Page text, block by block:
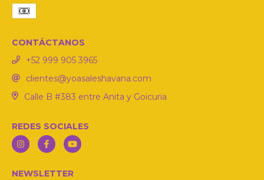
CONTÁCTANOS
‪+52 999 905 3965‬
clientes@yoasaleshavana.com
Calle B #383 entre Anita y Goicuria
REDES SOCIALES
NEWSLETTER